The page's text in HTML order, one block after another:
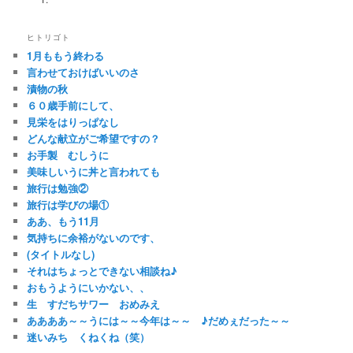
ヒトリゴト
1月ももう終わる
言わせておけばいいのさ
漬物の秋
６０歳手前にして、
見栄をはりっぱなし
どんな献立がご希望ですの？
お手製 むしうに
美味しいうに丼と言われても
旅行は勉強②
旅行は学びの場①
ああ、もう11月
気持ちに余裕がないのです、
(タイトルなし)
それはちょっとできない相談ね♪
おもうようにいかない、、
生 すだちサワー おめみえ
ああああ～～うには～～今年は～～ ♪だめぇだった～～
迷いみち くねくね（笑）